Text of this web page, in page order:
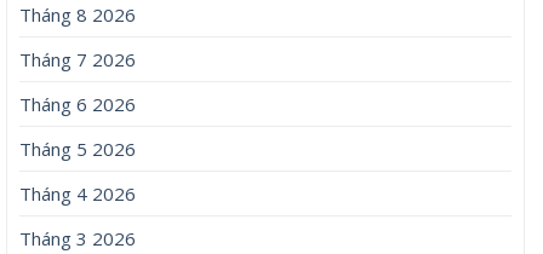
Tháng 8 2026
Tháng 7 2026
Tháng 6 2026
Tháng 5 2026
Tháng 4 2026
Tháng 3 2026